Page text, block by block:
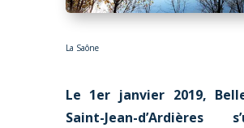
La Saône
Le 1er janvier 2019,
Saint-Jean-d’Ardières